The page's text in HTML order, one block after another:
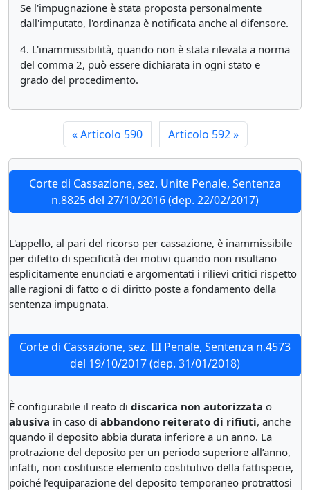
Se l'impugnazione è stata proposta personalmente
dall'imputato, l'ordinanza è notificata anche al difensore.
4. L'inammissibilità, quando non è stata rilevata a norma
del comma 2, può essere dichiarata in ogni stato e
grado del procedimento.
«Articolo 590 Articolo 592»
Corte di Cassazione, sez. Unite Penale, Sentenza
n.8825 del 27/10/2016 (dep. 22/02/2017)
L'appello, al pari del ricorso per cassazione, è inammissibile
per difetto di specificità dei motivi quando non risultano
esplicitamente enunciati e argomentati i rilievi critici rispetto
alle ragioni di fatto o di diritto poste a fondamento della
sentenza impugnata.
Corte di Cassazione, sez. III Penale, Sentenza n.4573
del 19/10/2017 (dep. 31/01/2018)
È configurabile il reato di discarica non autorizzata o
abusiva in caso di abbandono reiterato di rifiuti, anche
quando il deposito abbia durata inferiore a un anno. La
protrazione del deposito per un periodo superiore all’anno,
infatti, non costituisce elemento costitutivo della fattispecie,
poiché l’equiparazione del deposito temporaneo protrattosi